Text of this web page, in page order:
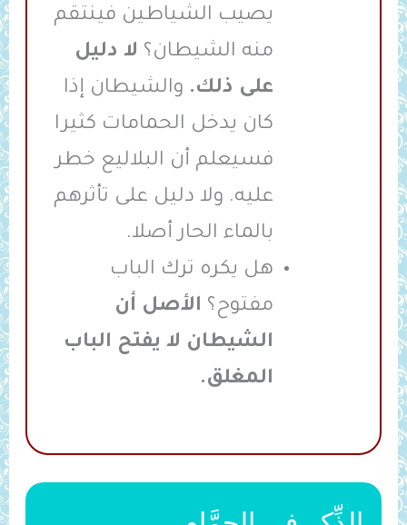
يصيب الشياطين فينتقم
منه الشيطان؟ لا دليل
على ذلك. والشيطان إذا
كان يدخل الحمامات كثيرا
فسيعلم أن البلاليع خطر
عليه. ولا دليل على تأثرهم
بالماء الحار أصلا.
هل يكره ترك الباب
مفتوح؟ الأصل أن
الشيطان لا يفتح الباب
المغلق.